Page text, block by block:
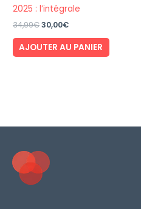
2025 : l’intégrale
34,99€Le
initial
était :
30,00€Le
actuel
est :
AJOUTER AU PANIER